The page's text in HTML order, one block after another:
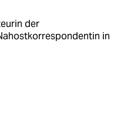
der
in